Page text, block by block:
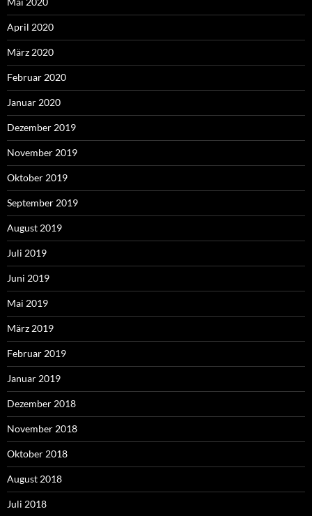
April 2020
März 2020
Februar 2020
Januar 2020
Dezember 2019
November 2019
Oktober 2019
September 2019
August 2019
Juli 2019
Juni 2019
Mai 2019
März 2019
Februar 2019
Januar 2019
Dezember 2018
November 2018
Oktober 2018
August 2018
Juli 2018